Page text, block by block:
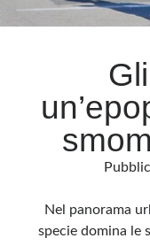
Categorie
Nel panorama
specie domina le